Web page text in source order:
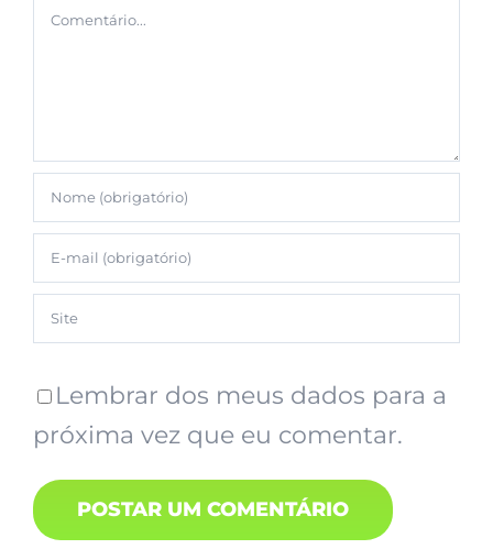
Lembrar dos meus dados para a
próxima vez que eu comentar.